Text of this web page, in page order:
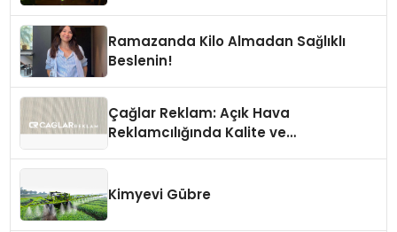
Ramazanda Kilo Almadan Sağlıklı
Beslenin!
Çağlar Reklam: Açık Hava
Reklamcılığında Kalite ve
Kimyevi Gübre